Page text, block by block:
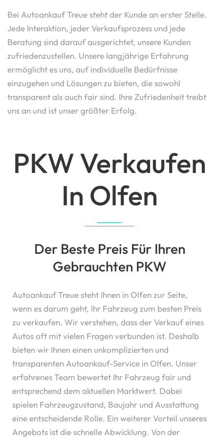
Bei Autoankauf Treue steht der Kunde an erster Stelle.
Jede Interaktion, jeder Verkaufsprozess und jede
Beratung sind darauf ausgerichtet, unsere Kunden
zufriedenzustellen. Unsere langjährige Erfahrung
ermöglicht es uns, auf individuelle Bedürfnisse
einzugehen und Lösungen zu bieten, die sowohl
transparent als auch fair sind. Ihre Zufriedenheit treibt
uns an und ist unser größter Erfolg.
PKW Verkaufen
In Olfen
Der Beste Preis Für Ihren
Gebrauchten PKW
Autoankauf Treue steht Ihnen in Olfen zur Seite,
wenn es darum geht, Ihr Fahrzeug zum besten Preis
zu verkaufen. Wir verstehen, dass der Verkauf eines
Autos oft mit vielen Fragen verbunden ist. Deshalb
bieten wir Ihnen einen unkomplizierten und
transparenten Autoankauf-Service in Olfen. Unser
erfahrenes Team bewertet Ihr Fahrzeug fair und
entsprechend dem aktuellen Marktwert. Dabei
spielen Fahrzeugzustand, Baujahr und Ausstattung
eine entscheidende Rolle. Ein weiterer Vorteil unseres
Angebots ist die schnelle Abwicklung. Von der